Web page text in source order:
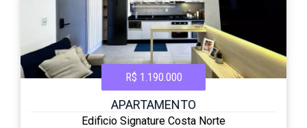
R$ 1.190.000
APARTAMENTO
Edificio Signature Costa Norte